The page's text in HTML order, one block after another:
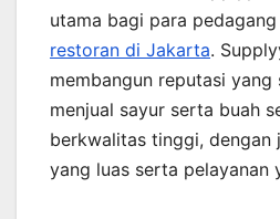
utama bagi para
restoran di Jakarta.
membangun reputasi yang
menjual sayur serta buah
berkwalitas tinggi, dengan
yang luas serta pelayanan